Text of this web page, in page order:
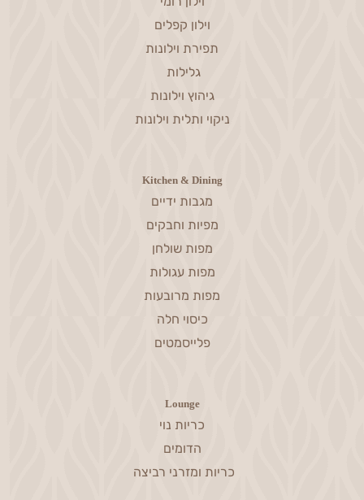
וילון קפלים
תפירת וילונות
גלילות
גיהוץ וילונות
ניקוי ותלית וילונות
Kitchen & Dining
מגבות ידיים
מפיות וחבקים
מפות שולחן
מפות עגולות
מפות מרובעות
כיסוי חלה
פלייסמטים
Lounge
כריות נוי
הדומים
כריות ומזרני רביצה